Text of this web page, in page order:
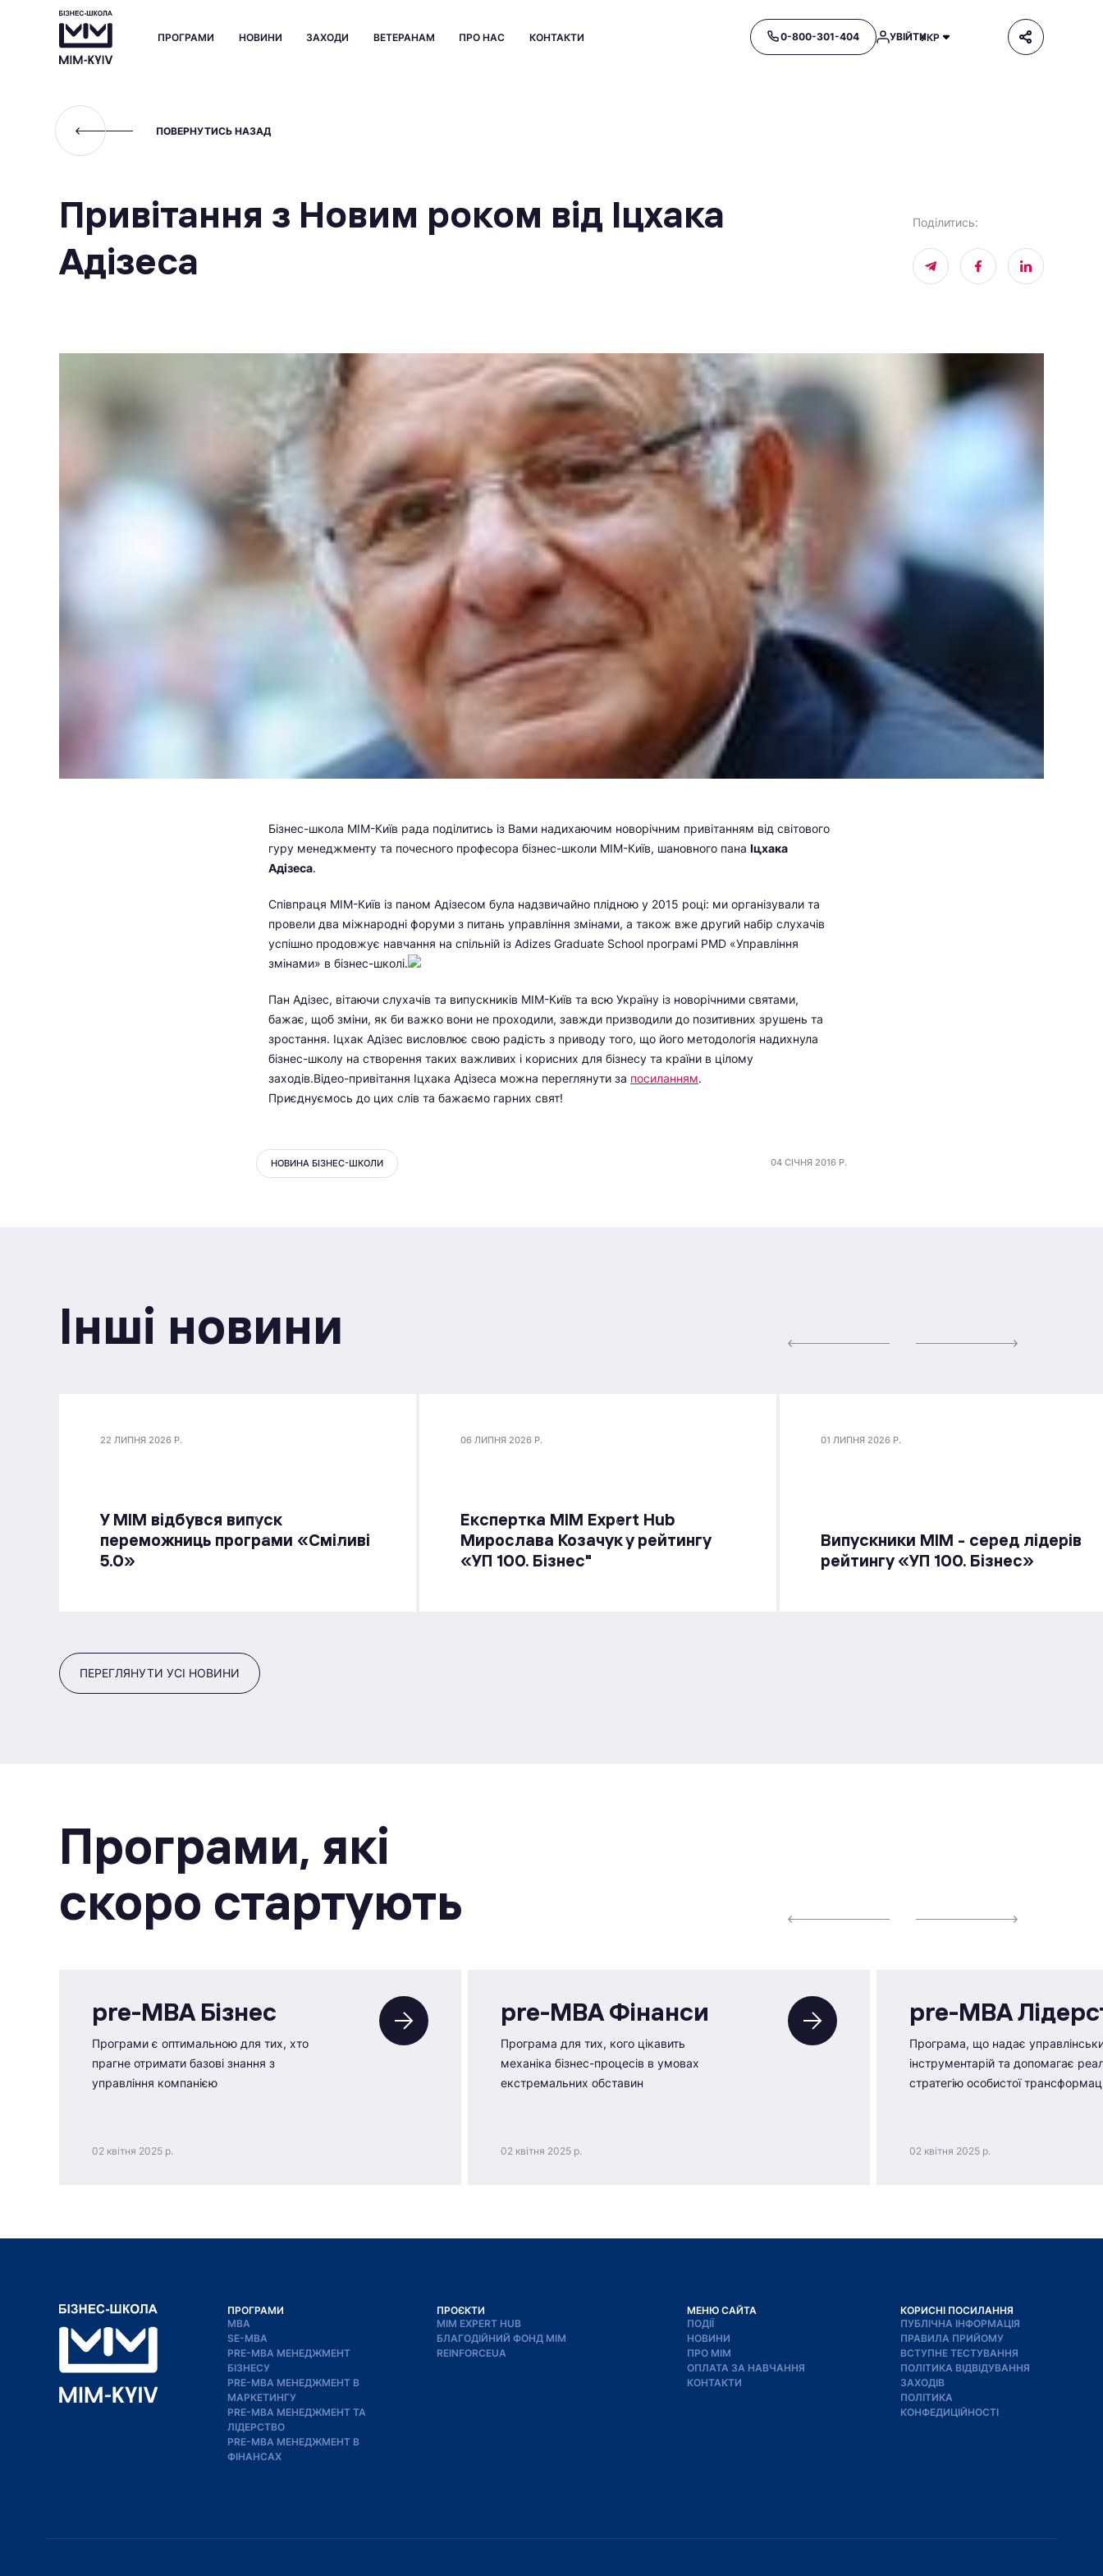
ПРОГРАМИ НОВИНИ ЗАХОДИ ВЕТЕРАНАМ ПРО НАС КОНТАКТИ 0-800-301-404 УВІЙТИУКР
ПОВЕРНУТИСЬ НАЗАД
Привітання з Новим роком від Іцхака
Адізеса
Поділитись:
Бізнес-школа МІМ-Київ рада поділитись із Вами надихаючим новорічним привітанням від світового
гуру менеджменту та почесного професора бізнес-школи МІМ-Київ, шановного пана Іцхака
Адізеса.
Співпраця МІМ-Київ із паном Адізесом була надзвичайно плідною у 2015 році: ми організували та
провели два міжнародні форуми з питань управління змінами, а також вже другий набір слухачів
успішно продовжує навчання на спільній із Adizes Graduate School програмі PMD «Управління
змінами» в бізнес-школі.
Пан Адізес, вітаючи слухачів та випускників МІМ-Київ та всю Україну із новорічними святами,
бажає, щоб зміни, як би важко вони не проходили, завжди призводили до позитивних зрушень та
зростання. Іцхак Адізес висловлює свою радість з приводу того, що його методологія надихнула
бізнес-школу на створення таких важливих і корисних для бізнесу та країни в цілому
заходів.Відео-привітання Іцхака Адізеса можна переглянути за посиланням.
Приєднуємось до цих слів та бажаємо гарних свят!
НОВИНА БІЗНЕС-ШКОЛИ 04 СІЧНЯ 2016 Р.
Інші новини
22 ЛИПНЯ 2026 Р.
У МІМ відбувся випуск
переможниць програми «Сміливі
5.0»
06 ЛИПНЯ 2026 Р.
Експертка MIM Expert Hub
Мирослава Козачук у рейтингу
«УП 100. Бізнес"
01 ЛИПНЯ 2026 Р.
Випускники МІМ - серед лідерів
рейтингу «УП 100. Бізнес»
ПЕРЕГЛЯНУТИ УСІ НОВИНИ
Програми, якi
скоро стартують
pre-MBA Бізнес
Програми є оптимальною для тих, хто
прагне отримати базові знання з
управління компанією
02 квітня 2025 р.
pre-MBA Фінанси
Програма для тих, кого цікавить
механіка бізнес-процесів в умовах
екстремальних обставин
02 квітня 2025 р.
pre-MBA
Програма, що надає
інструментарій та допомагає
стратегію особистої
02 квітня 2025 р.
ПРОГРАМИ
MBA
SE-MBA
PRE-MBA МЕНЕДЖМЕНТ
БІЗНЕСУ
PRE-MBA МЕНЕДЖМЕНТ В
МАРКЕТИНГУ
PRE-MBA МЕНЕДЖМЕНТ ТА
ЛІДЕРСТВО
PRE-MBA МЕНЕДЖМЕНТ В
ФІНАНСАХ
ПРОЄКТИ
МІМ EXPERT HUB
БЛАГОДІЙНИЙ ФОНД МІМ
REINFORCEUA
МЕНЮ САЙТА
ПОДІЇ
НОВИНИ
ПРО МІМ
ОПЛАТА ЗА НАВЧАННЯ
КОНТАКТИ
КОРИСНІ ПОСИЛАННЯ
ПУБЛІЧНА ІНФОРМАЦІЯ
ПРАВИЛА ПРИЙОМУ
ВСТУПНЕ ТЕСТУВАННЯ
ПОЛІТИКА ВІДВІДУВАННЯ
ЗАХОДІВ
ПОЛІТИКА
КОНФЕДИЦІЙНОСТІ